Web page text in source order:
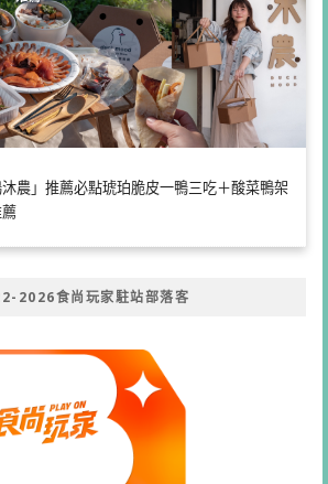
農」推薦必點琥珀脆皮一鴨三吃＋酸菜鴨架
2026食尚玩家駐站部落客